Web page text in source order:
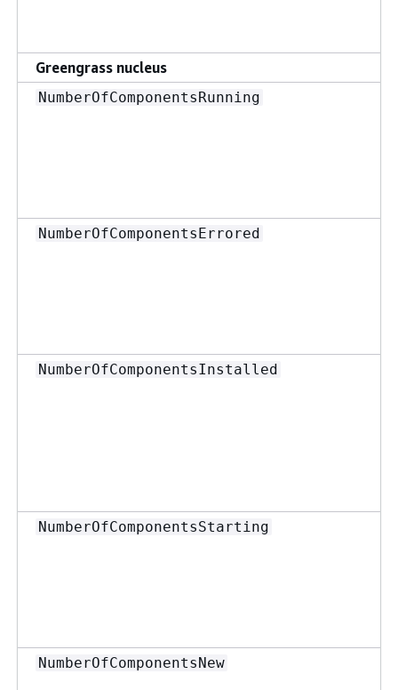
Greengrass nucleus
NumberOfComponentsRunning
NumberOfComponentsErrored
NumberOfComponentsInstalled
NumberOfComponentsStarting
NumberOfComponentsNew